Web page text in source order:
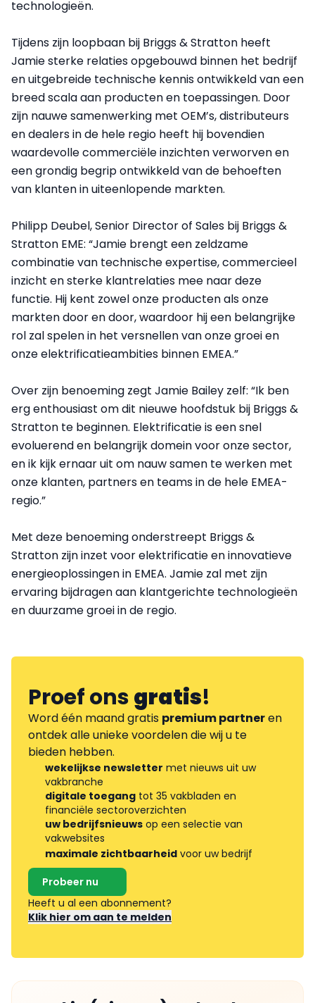
technologieën.
Tijdens zijn loopbaan bij Briggs & Stratton heeft
Jamie sterke relaties opgebouwd binnen het bedrijf
en uitgebreide technische kennis ontwikkeld van een
breed scala aan producten en toepassingen. Door
zijn nauwe samenwerking met OEM’s, distributeurs
en dealers in de hele regio heeft hij bovendien
waardevolle commerciële inzichten verworven en
een grondig begrip ontwikkeld van de behoeften
van klanten in uiteenlopende markten.
Philipp Deubel, Senior Director of Sales bij Briggs &
Stratton EME: “Jamie brengt een zeldzame
combinatie van technische expertise, commercieel
inzicht en sterke klantrelaties mee naar deze
functie. Hij kent zowel onze producten als onze
markten door en door, waardoor hij een belangrijke
rol zal spelen in het versnellen van onze groei en
onze elektrificatieambities binnen EMEA.”
Over zijn benoeming zegt Jamie Bailey zelf: “Ik ben
erg enthousiast om dit nieuwe hoofdstuk bij Briggs &
Stratton te beginnen. Elektrificatie is een snel
evoluerend en belangrijk domein voor onze sector,
en ik kijk ernaar uit om nauw samen te werken met
onze klanten, partners en teams in de hele EMEA-
regio.”
Met deze benoeming onderstreept Briggs &
Stratton zijn inzet voor elektrificatie en innovatieve
energieoplossingen in EMEA. Jamie zal met zijn
ervaring bijdragen aan klantgerichte technologieën
en duurzame groei in de regio.
Proef onsgratis!
Word één maand gratis premium partneren
ontdek alle unieke voordelen die wij u te
bieden hebben.
wekelijkse newsletter met nieuws uit uw
vakbranche
digitale toegang tot 35 vakbladen en
financiële sectoroverzichten
uw bedrijfsnieuws op een selectie van
vakwebsites
maximale zichtbaarheid voor uw bedrijf
Probeer nu
Heeft u al een abonnement?
Klik hier om aan te melden